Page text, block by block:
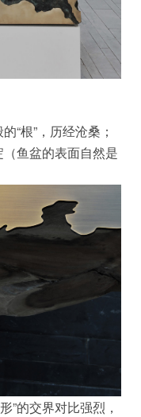
“根”，历经沧桑；
（鱼盆的表面自然是
的交界对比强烈，